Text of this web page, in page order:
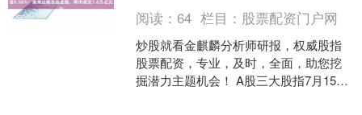
阅读：64 栏目： 股票配资门户网
炒股就看金麒麟分析师研报，权威股指
股票配资，专业，及时，全面，助您挖
掘潜力主题机会！ A股三大股指7月15日